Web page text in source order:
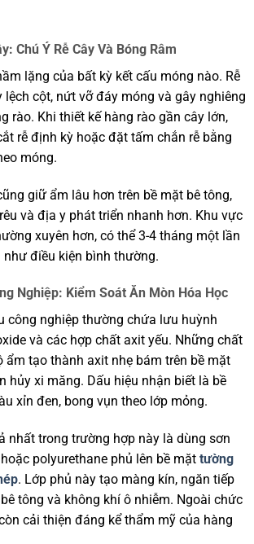
Chú Ý Rễ Cây Và Bóng Râm
lặng của bất kỳ kết cấu móng nào. Rễ
lệch cột, nứt vỡ đáy móng và gây nghiêng
rào. Khi thiết kế hàng rào gần cây lớn,
rễ định kỳ hoặc đặt tấm chắn rễ bằng
móng.
giữ ẩm lâu hơn trên bề mặt bê tông,
và địa y phát triển nhanh hơn. Khu vực
xuyên hơn, có thể 3-4 tháng một lần
điều kiện bình thường.
Nghiệp: Kiểm Soát Ăn Mòn Hóa Học
công nghiệp thường chứa lưu huỳnh
và các hợp chất axit yếu. Những chất
ẩm tạo thành axit nhẹ bám trên bề mặt
hủy xi măng. Dấu hiệu nhận biết là bề
xỉn đen, bong vụn theo lớp mỏng.
nhất trong trường hợp này là dùng sơn
polyurethane phủ lên bề mặt tường
. Lớp phủ này tạo màng kín, ngăn tiếp
tông và không khí ô nhiễm. Ngoài chức
cải thiện đáng kể thẩm mỹ của hàng